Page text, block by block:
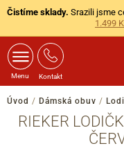
Čistíme sklady. Srazili jsme
1.499
Menu Kontakt
Úvod / Dámská obuv /
RIEKER